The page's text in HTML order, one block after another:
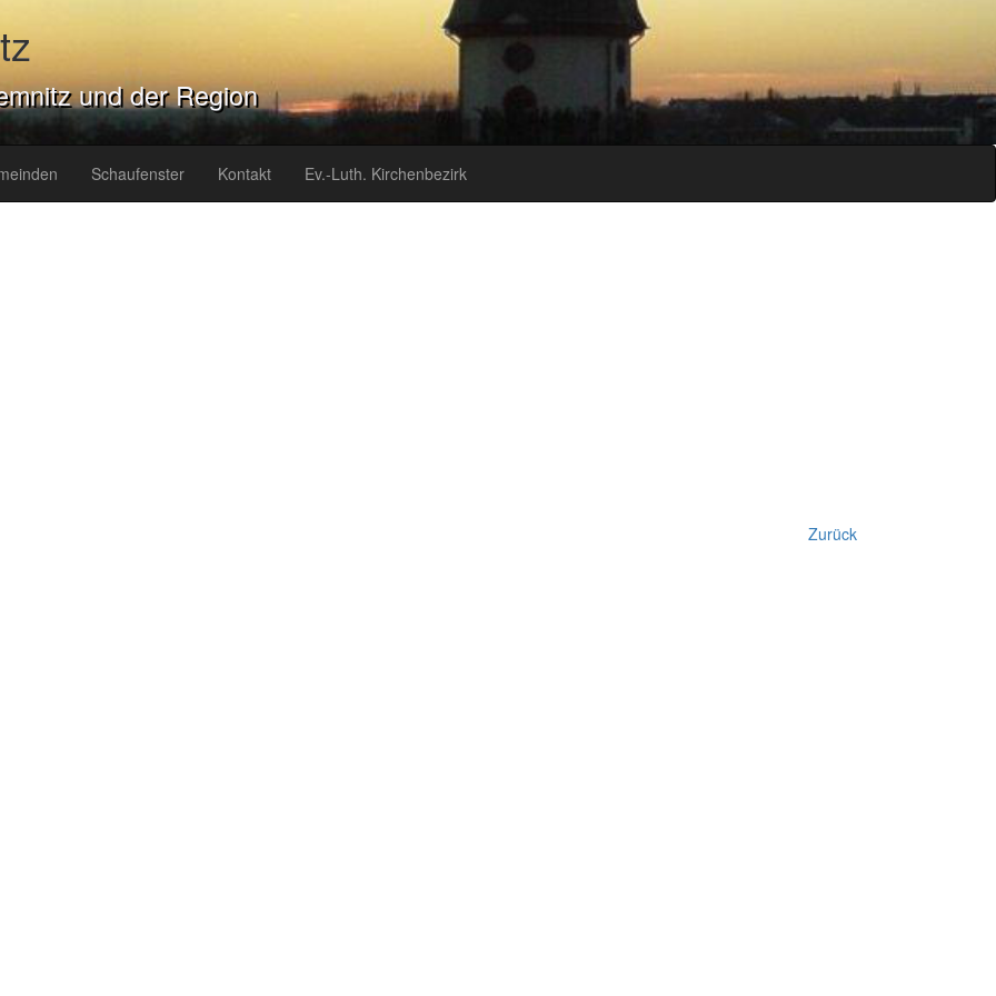
und der Region
Schaufenster Kontakt Ev.-Luth. Kirchenbezirk
Zurück